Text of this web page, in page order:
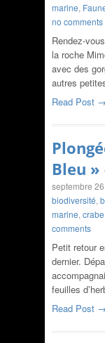
marine,
no comments
Rendez-
la roche
avec des
autres
Read Post →
Bleu »
septembre
biodiversité,
marine,
comments
Petit retour
dernier.
feuilles
Read Post →